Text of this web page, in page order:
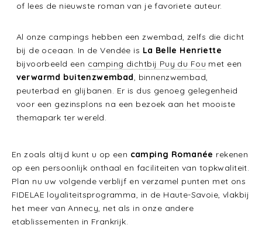
of lees de nieuwste roman van je favoriete auteur.
Al onze campings hebben een zwembad, zelfs die dicht
bij de oceaan. In de Vendée is La Belle Henriette
bijvoorbeeld een camping dichtbij Puy du Fou met een
verwarmd buitenzwembad, binnenzwembad,
peuterbad en glijbanen. Er is dus genoeg gelegenheid
voor een gezinsplons na een bezoek aan het mooiste
themapark ter wereld.
En zoals altijd kunt u op een camping Romanée rekenen
op een persoonlijk onthaal en faciliteiten van topkwaliteit.
Plan nu uw volgende verblijf en verzamel punten met ons
FIDELAE loyaliteitsprogramma, in de Haute-Savoie, vlakbij
het meer van Annecy, net als in onze andere
etablissementen in Frankrijk.